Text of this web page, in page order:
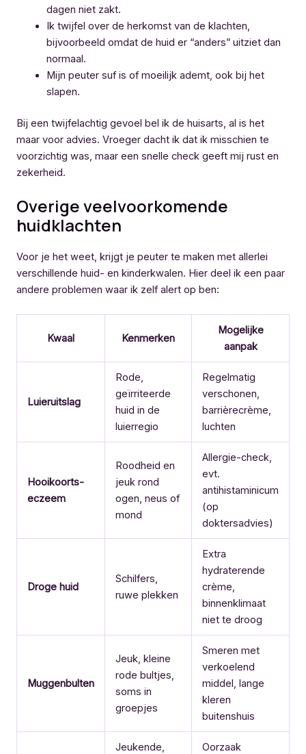
dagen niet zakt.
Ik twijfel over de herkomst van de klachten,
bijvoorbeeld omdat de huid er “anders” uitziet dan
normaal.
Mijn peuter suf is of moeilijk ademt, ook bij het
slapen.
Bij een twijfelachtig gevoel bel ik de huisarts, al is het
maar voor advies. Vroeger dacht ik dat ik misschien te
voorzichtig was, maar een snelle check geeft mij rust en
zekerheid.
Overige veelvoorkomende
huidklachten
Voor je het weet, krijgt je peuter te maken met allerlei
verschillende huid- en kinderkwalen. Hier deel ik een paar
andere problemen waar ik zelf alert op ben:
Kwaal Kenmerken
Mogelijke
aanpak
Luieruitslag
Rode,
geïrriteerde
huid in de
luierregio
Regelmatig
verschonen,
barrièrecrème,
luchten
Hooikoorts-
eczeem
Roodheid en
jeuk rond
ogen, neus of
mond
Allergie-check,
evt.
antihistaminicum
(op
doktersadvies)
Droge huid
Schilfers,
ruwe plekken
Extra
hydraterende
crème,
binnenklimaat
niet te droog
Muggenbulten
Jeuk, kleine
rode bultjes,
soms in
groepjes
Smeren met
verkoelend
middel, lange
kleren
buitenshuis
Jeukende,
Oorzaak